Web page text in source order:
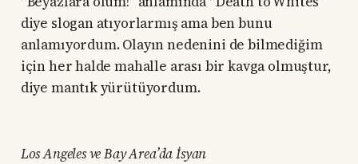
diye slogan atıyorlarmış ama ben bunu
anlamıyordum. Olayın nedenini de bilmediğim
için her halde mahalle arası bir kavga olmuştur,
diye mantık yürütüyordum.
Los Angeles ve Bay Area’da İsyan